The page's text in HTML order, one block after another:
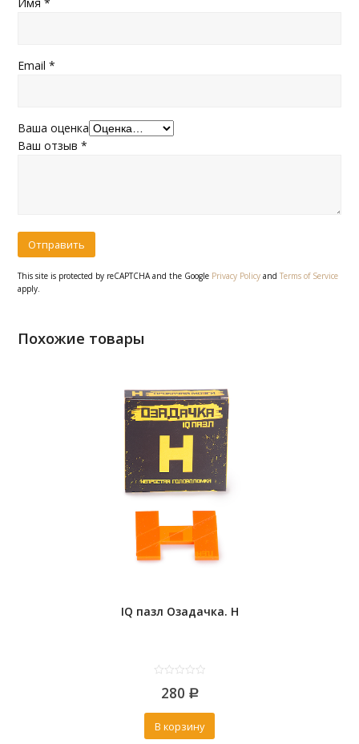
Email*
Ваша оценка
Ваш отзыв*
This site is protected by reCAPTCHA and the Google Privacy Policy andTerms of Service
apply.
Похожие товары
IQ пазл Озадачка. Н
out
5
280 Р
В корзину